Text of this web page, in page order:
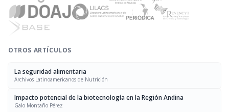
OTROS ARTÍCULOS
La seguridad alimentaria
Archivos Latinoamericanos de Nutrición
Impacto potencial de la biotecnología en la Región Andina
Galo Montaño Pérez